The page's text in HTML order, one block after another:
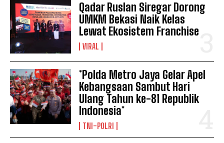
Qadar Ruslan Siregar Dorong
UMKM Bekasi Naik Kelas
Lewat Ekosistem Franchise
VIRAL
*Polda Metro Jaya Gelar Apel
Kebangsaan Sambut Hari
Ulang Tahun ke-81 Republik
Indonesia*
TNI-POLRI